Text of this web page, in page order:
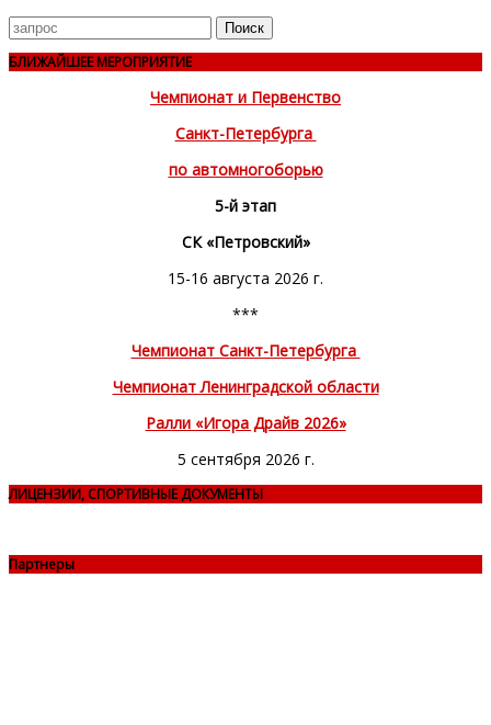
Поиск
для
БЛИЖАЙШЕЕ МЕРОПРИЯТИЕ
Чемпионат и Первенство
Санкт-Петербурга
по автомногоборью
5-й этап
СК «Петровский»
15-16 августа 2026 г.
***
Чемпионат Санкт-Петербурга
Чемпионат Ленинградской области
Ралли «Игора Драйв 2026»
5 сентября 2026 г.
ЛИЦЕНЗИИ, СПОРТИВНЫЕ ДОКУМЕНТЫ
Партнеры